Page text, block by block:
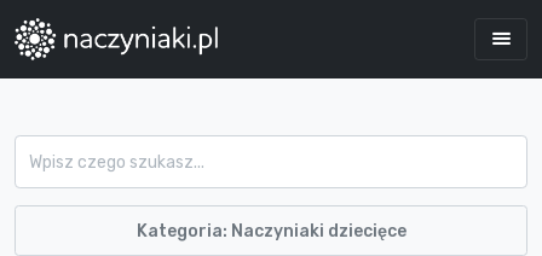
Kategoria: Naczyniaki dziecięce